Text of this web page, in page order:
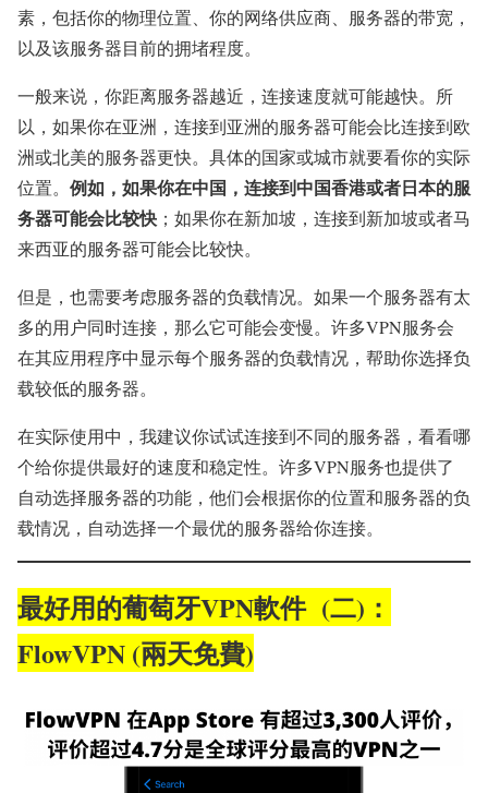
素，包括你的物理位置、你的网络供应商、服务器的带宽，
以及该服务器目前的拥堵程度。
一般来说，你距离服务器越近，连接速度就可能越快。所
以，如果你在亚洲，连接到亚洲的服务器可能会比连接到欧
洲或北美的服务器更快。具体的国家或城市就要看你的实际
位置。 例如，如果你在中国，连接到中国香港或者日本的服
务器可能会比较快 ；如果你在新加坡，连接到新加坡或者马
来西亚的服务器可能会比较快。
但是，也需要考虑服务器的负载情况。如果一个服务器有太
多的用户同时连接，那么它可能会变慢。许多VPN服务会
在其应用程序中显示每个服务器的负载情况，帮助你选择负
载较低的服务器。
在实际使用中，我建议你试试连接到不同的服务器，看看哪
个给你提供最好的速度和稳定性。许多VPN服务也提供了
自动选择服务器的功能，他们会根据你的位置和服务器的负
载情况，自动选择一个最优的服务器给你连接。
最好用的葡萄牙VPN軟件 (二)：
FlowVPN (兩天免費)